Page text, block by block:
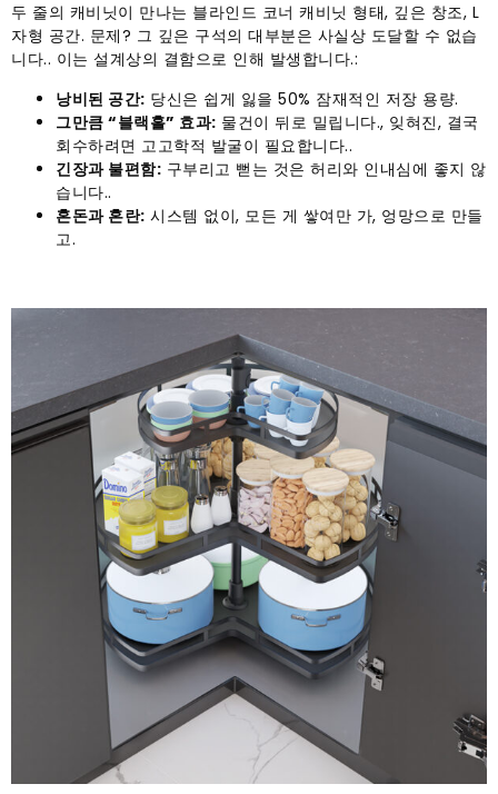
두 줄의 캐비닛이 만나는 블라인드 코너 캐비닛 형태, 깊은 창조, L
자형 공간. 문제? 그 깊은 구석의 대부분은 사실상 도달할 수 없습
니다.. 이는 설계상의 결함으로 인해 발생합니다.:
낭비된 공간: 당신은 쉽게 잃을 50% 잠재적인 저장 용량.
그만큼 “블랙홀” 효과: 물건이 뒤로 밀립니다., 잊혀진, 결국
회수하려면 고고학적 발굴이 필요합니다..
긴장과 불편함: 구부리고 뻗는 것은 허리와 인내심에 좋지 않
습니다..
혼돈과 혼란: 시스템 없이, 모든 게 쌓여만 가, 엉망으로 만들
고.